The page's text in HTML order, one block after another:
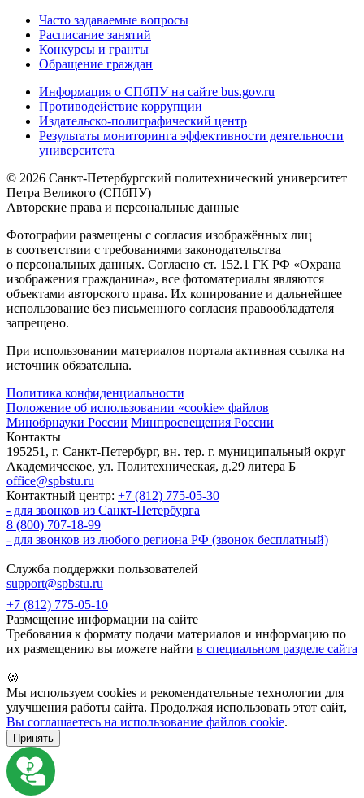
Часто задаваемые вопросы
Расписание занятий
Конкурсы и гранты
Обращение граждан
Информация о СПбПУ на сайте bus.gov.ru
Противодействие коррупции
Издательско-полиграфический центр
Результаты мониторинга эффективности деятельности
университета
© 2026 Санкт-Петербургский политехнический университет
Петра Великого (СПбПУ)
Авторские права и персональные данные
Фотографии размещены с согласия изображённых лиц
в соответствии с требованиями законодательства
о персональных данных. Согласно ст. 152.1 ГК РФ «Охрана
изображения гражданина», все фотоматериалы являются
объектами авторского права. Их копирование и дальнейшее
использование без письменного согласия правообладателя
запрещено.
При использовании материалов портала активная ссылка на
источник обязательна.
Политика конфиденциальности
Положение об использовании «cookie» файлов
Минобрнауки России Минпросвещения России
Контакты
195251, г. Санкт-Петербург, вн. тер. г. муниципальный округ
Академическое, ул. Политехническая, д.29 литера Б
office@spbstu.ru
Контактный центр: +7 (812) 775-05-30
- для звонков из Санкт-Петербурга
8 (800) 707-18-99
- для звонков из любого региона РФ (звонок бесплатный)
Служба поддержки пользователей
support@spbstu.ru
+7 (812) 775-05-10
Размещение информации на сайте
Требования к формату подачи материалов и информацию по
их размещению вы можете найти в специальном разделе сайта
🍪
Мы используем cookies и рекомендательные технологии для
улучшения работы сайта. Продолжая использовать этот сайт,
Вы соглашаетесь на использование файлов cookie.
Принять